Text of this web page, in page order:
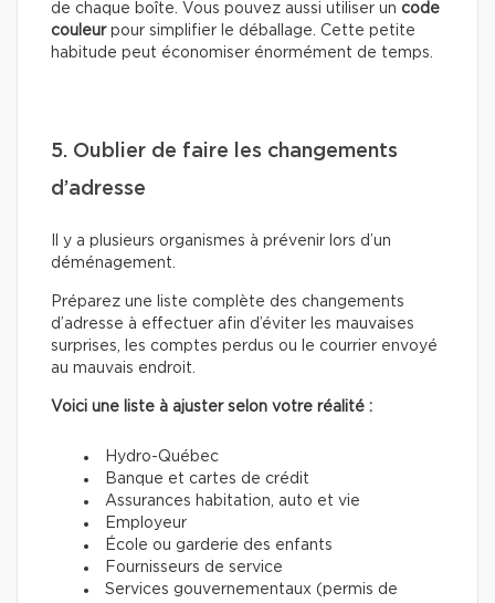
de chaque boîte. Vous pouvez aussi utiliser un code
couleurpour simplifier le déballage. Cette petite
habitude peut économiser énormément de temps.
5. Oublier de faire les changements
d’adresse
Il y a plusieurs organismes à prévenir lors d’un
déménagement.
Préparez une liste complète des changements
d’adresse à effectuer afin d’éviter les mauvaises
surprises, les comptes perdus ou le courrier envoyé
au mauvais endroit.
Voici une liste à ajuster selon votre réalité :
Hydro-Québec
Banque et cartes de crédit
Assurances habitation, auto et vie
Employeur
École ou garderie des enfants
Fournisseurs de service
Services gouvernementaux (permis de